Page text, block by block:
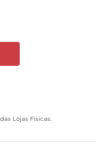
Lojas Físicas.